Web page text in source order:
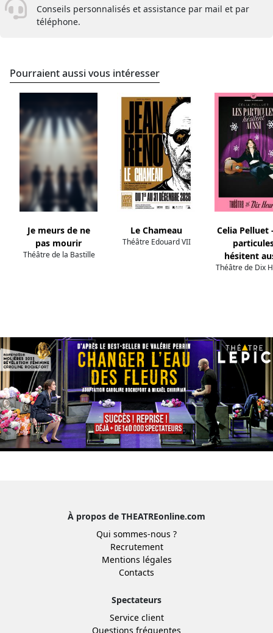
Conseils personnalisés et assistance par mail et par
téléphone.
Pourraient aussi vous intéresser
Je meurs de ne
pas mourir
Théâtre de la Bastille
Le Chameau
Théâtre Edouard VII
Celia Pelluet
hésitent
Théâtre de Dix
À propos de THEATREonline.com
Qui sommes-nous ?
Recrutement
Mentions légales
Contacts
Spectateurs
Service client
Questions fréquentes